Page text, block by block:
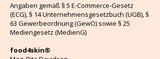
Angaben gemäß § 5 E-Commerce-Gesetz
(ECG), § 14 Unternehmensgesetzbuch (UGB), §
63 Gewerbeordnung (GewO) sowie § 25
Mediengesetz (MedienG)
food4skin®